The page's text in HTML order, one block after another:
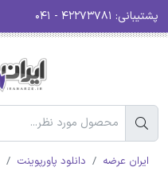
پشتیبانی:
ایران عرضه دانلود پاورپوینت